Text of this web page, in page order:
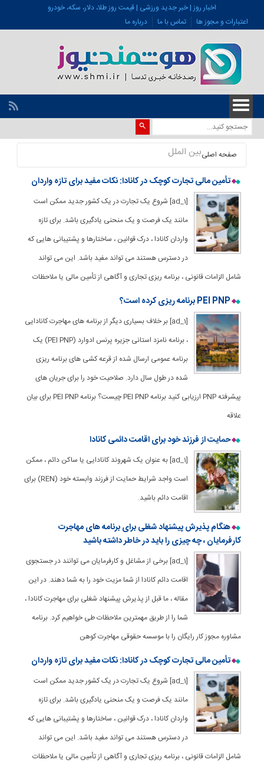
اخبار روز | خبر جدید ورزشی | قیمت روز طلا، دلار، سکه، خودرو
اعتبارات و مجوز ها
تماس با ما درباره ما
صفحه اصلیبین الملل
تأمین مالی تجارت کوچک در کانادا: نکات مفید برای تازه واردان
[ad_1] شروع یک تجارت در یک کشور جدید ممکن است
مانند یک فرصت و یک منحنی یادگیری باشد. برای تازه
واردان کانادا ، درک قوانین ، ساختارها و پشتیبانی هایی که
در دسترس هستند می تواند مفید باشد. این می تواند
شامل الزامات قانونی ، برنامه ریزی تجاری و آگاهی از تأمین مالی یا ملاحظات
PEI PNP برنامه ریزی کرده است؟
[ad_1] بر خلاف بسیاری دیگر از برنامه های مهاجرت کانادایی
، برنامه نامزد استانی جزیره پرنس ادوارد (PEI PNP) یک
برنامه عمومی ارسال شده از قرعه کشی های برنامه ریزی
شده در طول سال دارد. صلاحیت خود را برای جریان های
پیشرفته PNP ارزیابی کنید برنامه PEI PNP چیست؟ برنامه PEI PNP برای بیان
علاقه
حمایت از فرزند خود برای اقامت دائمی کانادا
[ad_1] به عنوان یک شهروند کانادایی یا ساکن دائم ، ممکن
است واجد شرایط حمایت از فرزند وابسته خود (REN) برای
اقامت دائم باشید.
هنگام پذیرش پیشنهاد شغلی برای برنامه های مهاجرت
کارفرمایان ، چه چیزی را باید در خاطر داشته باشید
[ad_1] برخی از مشاغل و کارفرمایان می توانند در جستجوی
اقامت دائم کانادا از شما مزیت خود را به شما دهند. در این
مقاله ، ما قبل از پذیرش پیشنهاد شغلی برای مهاجرت کانادا ،
شما را از طریق مهمترین ملاحظات طی خواهیم کرد. برنامه
مشاوره مجوز کار رایگان را با موسسه حقوقی مهاجرت کوهن
تأمین مالی تجارت کوچک در کانادا: نکات مفید برای تازه واردان
[ad_1] شروع یک تجارت در یک کشور جدید ممکن است
مانند یک فرصت و یک منحنی یادگیری باشد. برای تازه
واردان کانادا ، درک قوانین ، ساختارها و پشتیبانی هایی که
در دسترس هستند می تواند مفید باشد. این می تواند
شامل الزامات قانونی ، برنامه ریزی تجاری و آگاهی از تأمین مالی یا ملاحظات